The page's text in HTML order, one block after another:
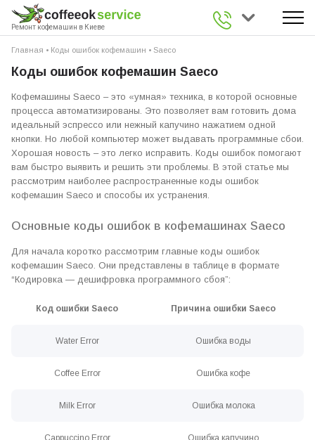
Ремонт кофемашин в Киеве
0 800 336 926
Главная • Коды ошибок кофемашин • Saeco
Коды ошибок кофемашин Saeco
Кофемашины Saeco – это «умная» техника, в которой основные
процесса автоматизированы. Это позволяет вам готовить дома
идеальный эспрессо или нежный капучино нажатием одной
кнопки. Но любой компьютер может выдавать программные сбои.
Хорошая новость – это легко исправить. Коды ошибок помогают
вам быстро выявить и решить эти проблемы. В этой статье мы
рассмотрим наиболее распространенные коды ошибок
кофемашин Saeco и способы их устранения.
Основные коды ошибок в кофемашинах Saeco
Для начала коротко рассмотрим главные коды ошибок
кофемашин Saeco. Они представлены в таблице в формате
“Кодировка — дешифровка программного сбоя”:
Код ошибки Saeco Причина ошибки Saeco
Water Error Ошибка воды
Coffee Error Ошибка кофе
Milk Error Ошибка молока
Cappuccino Error Ошибка капучино